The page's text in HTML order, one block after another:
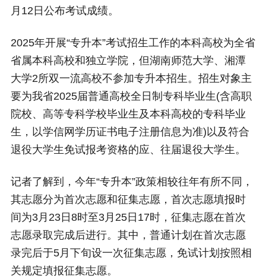
月12日公布考试成绩。
2025年开展“专升本”考试招生工作的本科高校为全省
省属本科高校和独立学院，但湖南师范大学、湘潭
大学2所双一流高校不参加专升本招生。招生对象主
要为我省2025届普通高校全日制专科毕业生(含高职
院校、高等专科学校毕业生及本科高校的专科毕业
生，以学信网学历证书电子注册信息为准)以及符合
退役大学生免试报考资格的应、往届退役大学生。
记者了解到，今年“专升本”政策相较往年有所不同，
其志愿分为首次志愿和征集志愿，首次志愿填报时
间为3月23日8时至3月25日17时，征集志愿在首次
志愿录取完成后进行。其中，普通计划在首次志愿
录完后于5月下旬设一次征集志愿，免试计划按照相
关规定填报征集志愿。